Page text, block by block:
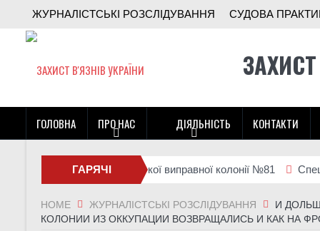
ЖУРНАЛІСТСЬКІ РОЗСЛІДУВАННЯ СУДОВА
ЗАХИСТ
ГОЛОВНА ПРО НАС ДІЯЛЬНІСТЬ КОНТАКТИ
ГАРЯЧІ
НОВИНИ
до Стрижавської виправної колонії №81 Спец-УДЗ під
HOME ЖУРНАЛІСТСЬКІ РОЗСЛІДУВАННЯ
И
КОЛОНИИ ИЗ ОККУПАЦИИ ВОЗВРАЩАЛИСЬ И КАК НА